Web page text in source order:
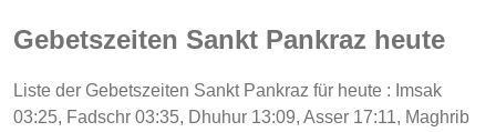
Gebetszeiten Sankt Pankraz heute
Liste der Gebetszeiten Sankt Pankraz für heute : Imsak
03:25, Fadschr 03:35, Dhuhur 13:09, Asser 17:11, Maghrib